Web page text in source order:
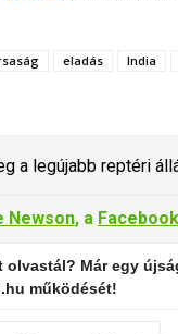
eladás India
a legújabb reptéri
Newson, a
olvastál? Már egy
működését!